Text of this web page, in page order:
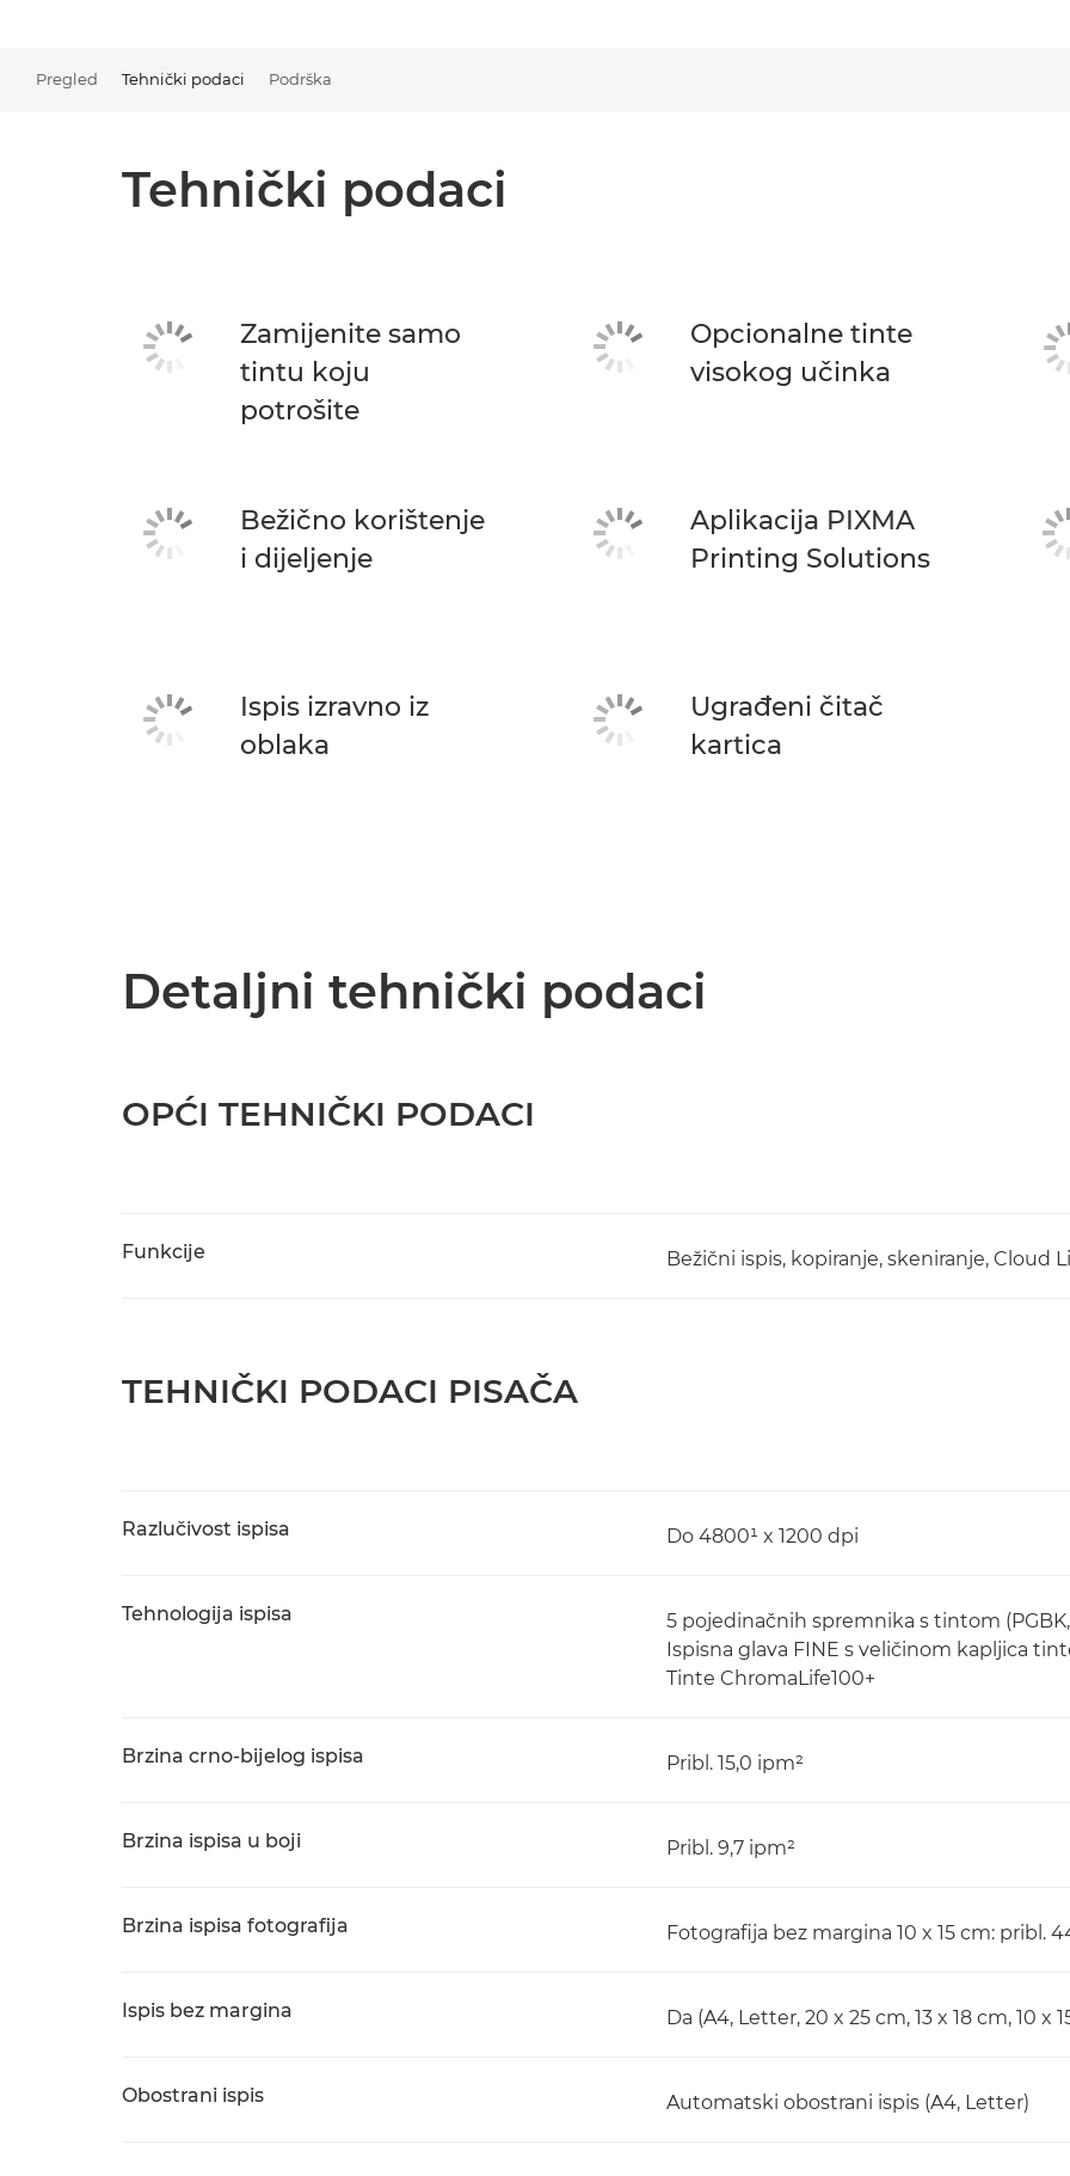
Pregled Tehnički podaci Podrška
Tehnički podaci
Zamijenite samo
tintu koju
potrošite
Opcionalne tinte
visokog učinka
Bežično korištenje
i dijeljenje
Aplikacija PIXMA
Printing Solutions
Ispis izravno iz
oblaka
Ugrađeni čitač
kartica
Detaljni tehnički podaci
OPĆI TEHNIČKI PODACI
Funkcije Bežični ispis, kopiranje, skeniranje, Cloud
TEHNIČKI PODACI PISAČA
Razlučivost ispisa Do 4800¹ x 1200 dpi
Tehnologija ispisa
5 pojedinačnih spremnika s tintom (PGBK,
Ispisna glava FINE s veličinom kapljica
Tinte ChromaLife100+
Brzina crno-bijelog ispisa Pribl. 15,0 ipm²
Brzina ispisa u boji Pribl. 9,7 ipm²
Brzina ispisa fotografija Fotografija bez margina 10 x 15 cm: pribl.
Ispis bez margina Da (A4, Letter, 20 x 25 cm, 13 x 18 cm, 10 x
Obostrani ispis Automatski obostrani ispis (A4, Letter)